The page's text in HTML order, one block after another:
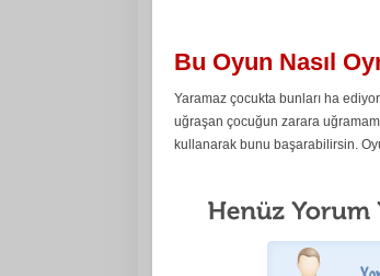
Bu Oyun Nasıl
Yaramaz çocukta bunları ha
uğraşan çocuğun zarara
kullanarak bunu başarabilirsin.